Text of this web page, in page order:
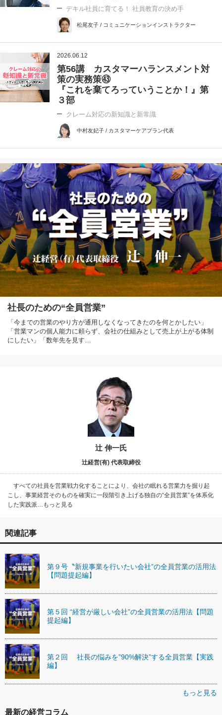
デキル社員に育てる！ 社員教育の決め手
松尾友子 / コミュニケーションインストラクター
2026.06.12
第56講 カスタマーハランスメント対
策の実務策㊸
『これを棄てろっていうことか！』第
３部
クレーム対応の新知識と新常識
中村友妃子 / カスタマーケアプラン代表
社長のための“全員営業”
「今までの営業のやり方が通用しなくなってきたのを何とかしたい」
「営業マンの個人能力に頼らず、会社の仕組みとして売上が上がる体制
にしたい」「数年先を見す…
辻 伸一氏
辻経営(有) 代表取締役
すべての社員を営業戦力化することにより、会社の眠れる営業力を掘り起
こし、事業経営そのものを確実に一段階引き上げる独自の“全員営業”を体系化
した実践派…もっと見る
関連記事
第９号〝新規事業を行いたい会社”の全員営業の活用法
【問題提起編】
第５回 “経営が厳しい会社”の全員営業の活用法【問題
提起編】
第２回 社長の悩みを”90%解決”する全員営業【実践
編】
もっと見る
最新の経営コラム